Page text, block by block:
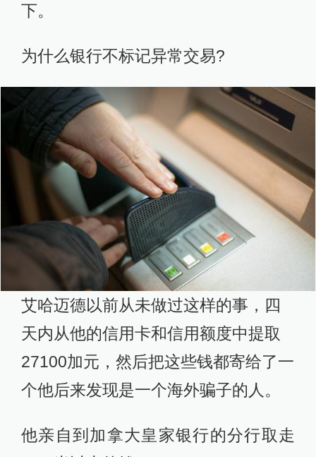
下。
为什么银行不标记异常交易?
艾哈迈德以前从未做过这样的事，四
天内从他的信用卡和信用额度中提取
27100加元，然后把这些钱都寄给了一
个他后来发现是一个海外骗子的人。
他亲自到加拿大皇家银行的分行取走